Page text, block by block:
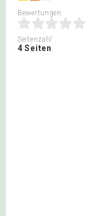
Bewertungen
Seitenzahl
4 Seiten